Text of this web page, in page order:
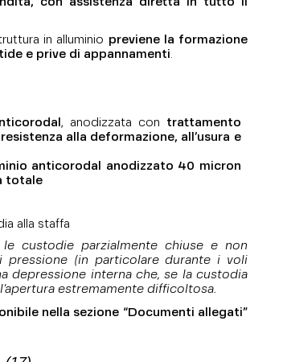
in alluminio previene la formazione
e prive di appannamenti.
, anodizzata con trattamento
resistenza alla deformazione, all’usura e
anticorodal anodizzato 40 micron
totale
alla staffa
custodie parzialmente chiuse e non
pressione (in particolare durante i voli
depressione interna che, se la custodia
estremamente difficoltosa.
nella sezione “Documenti allegati”